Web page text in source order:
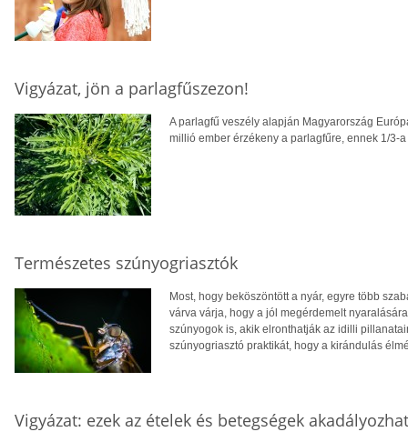
Vigyázat, jön a parlagfűszezon!
A parlagfű veszély alapján Magyarország
millió ember érzékeny a parlagfűre, ennek 1/3-
Természetes szúnyogriasztók
Most, hogy beköszöntött a nyár, egyre több
várva várja, hogy a jól megérdemelt
szúnyogok is, akik elronthatják az idilli
szúnyogriasztó praktikát, hogy a kirándulás
Vigyázat: ezek az ételek és betegségek